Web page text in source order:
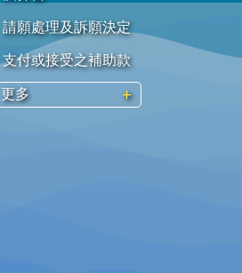
請願處理及訴願決定
支付或接受之補助款
更多